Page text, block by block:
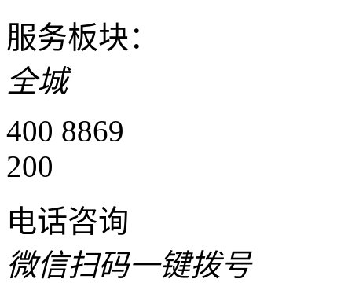
服务板块：
全城
400 8869
200
电话咨询
微信扫码一键拨号